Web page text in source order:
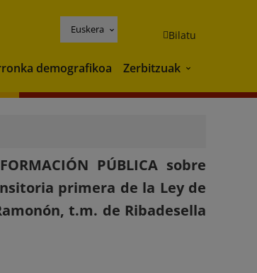
Euskera Bilatu
demografikoa Zerbitzuak Zerbitzuak
PÚBLICA sobre
primera de la Ley de
t.m. de Ribadesella